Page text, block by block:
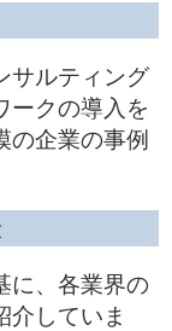
サルティング
ークの導入を
の企業の事例
に、各業界の
介していま